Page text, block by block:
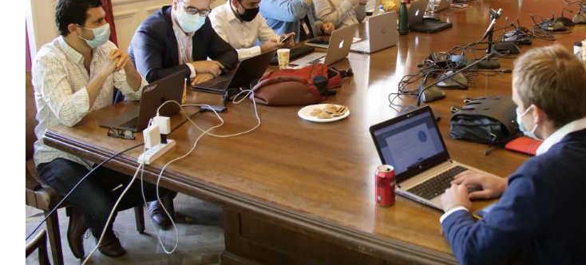
Archivo Sonoro